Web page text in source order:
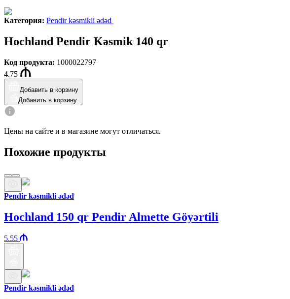
Категория: Pendir kəsmikli ədəd
Hochland Pendir Kəsmik 140 qr
Код продукта: 1000022797
4.75
Добавить в корзину
Добавить в корзину
Цены на сайте и в магазине могут отличаться.
Похожие продукты
Pendir kəsmikli ədəd
Hochland 150 qr Pendir Almette Göyərtili
5.55
Pendir kəsmikli ədəd